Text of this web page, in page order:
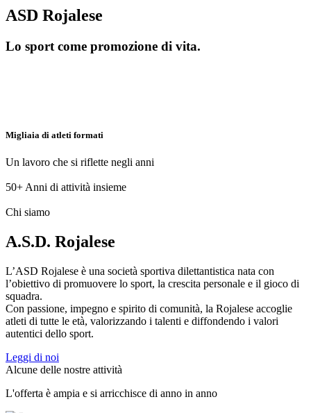
ASD Rojalese
Lo sport come promozione di vita.
Migliaia di atleti formati
Un lavoro che si riflette negli anni
50+ Anni di attività insieme
Chi siamo
A.S.D. Rojalese
L’ASD Rojalese è una società sportiva dilettantistica nata con
l’obiettivo di promuovere lo sport, la crescita personale e il gioco di
squadra.
Con passione, impegno e spirito di comunità, la Rojalese accoglie
atleti di tutte le età, valorizzando i talenti e diffondendo i valori
autentici dello sport.
Leggi di noi
Alcune delle nostre attività
L'offerta è ampia e si arricchisce di anno in anno